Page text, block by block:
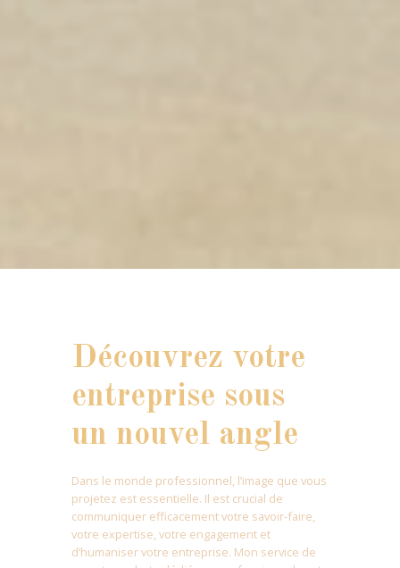
Découvrez votre
entreprise sous
un nouvel angle
Dans le monde professionnel, l’image que vous
projetez est essentielle. Il est crucial de
communiquer efficacement votre savoir-faire,
votre expertise, votre engagement et
d’humaniser votre entreprise. Mon service de